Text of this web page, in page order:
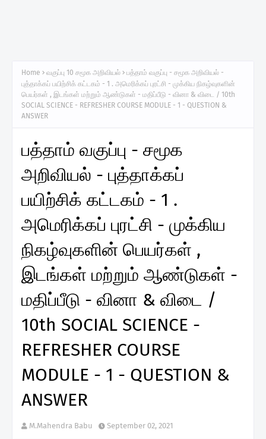
Home வகுப்பு 10 சமூக அறிவியல்
பத்தாம் வகுப்பு - சமூக அறிவியல் -
புத்தாக்கப் பயிற்சிக் கட்டகம் - 1 . அமெரிக்கப் புரட்சி - முக்கிய நிகழ்வுகளின்
பெயர்கள் , இடங்கள் மற்றும் ஆண்டுகள் - மதிப்பீடு - வினா & விடை / 10th
SOCIAL SCIENCE - REFRESHER COURSE MODULE - 1 - QUESTION &
ANSWER
பத்தாம் வகுப்பு - சமூக
அறிவியல் - புத்தாக்கப்
பயிற்சிக் கட்டகம் - 1 .
அமெரிக்கப் புரட்சி - முக்கிய
நிகழ்வுகளின் பெயர்கள் ,
இடங்கள் மற்றும் ஆண்டுகள் -
மதிப்பீடு - வினா & விடை /
10th SOCIAL SCIENCE -
REFRESHER COURSE
MODULE - 1 - QUESTION &
ANSWER
M.Mahendra Babu September 02, 2021